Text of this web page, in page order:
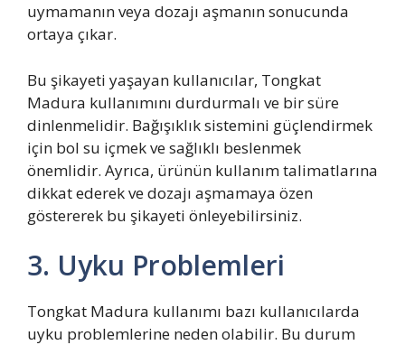
uymamanın veya dozajı aşmanın sonucunda
ortaya çıkar.
Bu şikayeti yaşayan kullanıcılar, Tongkat
Madura kullanımını durdurmalı ve bir süre
dinlenmelidir. Bağışıklık sistemini güçlendirmek
için bol su içmek ve sağlıklı beslenmek
önemlidir. Ayrıca, ürünün kullanım talimatlarına
dikkat ederek ve dozajı aşmamaya özen
göstererek bu şikayeti önleyebilirsiniz.
3. Uyku Problemleri
Tongkat Madura kullanımı bazı kullanıcılarda
uyku problemlerine neden olabilir. Bu durum